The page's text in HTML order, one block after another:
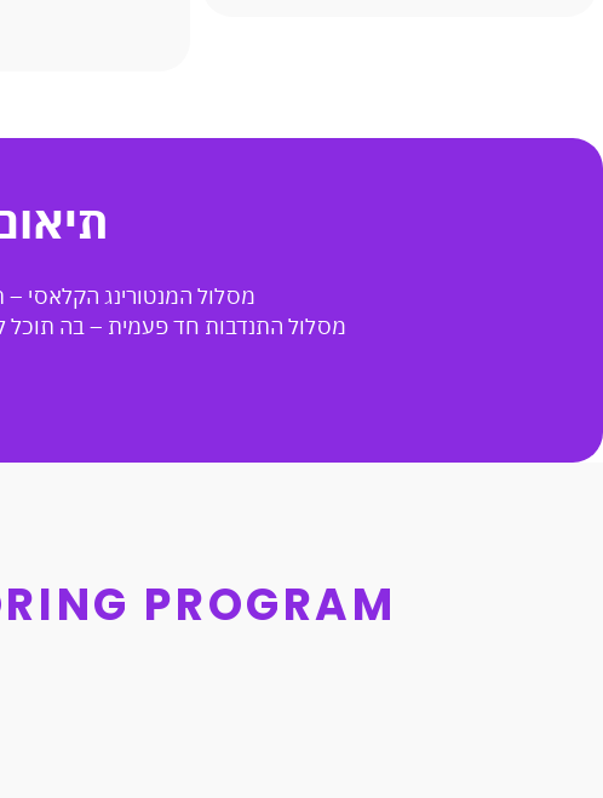
מסלול המנטורינג הקלאסי – תוכנית מעוצבת בקפידה
מסלול התנדבות חד פעמית – בה תוכל
PROGRAM